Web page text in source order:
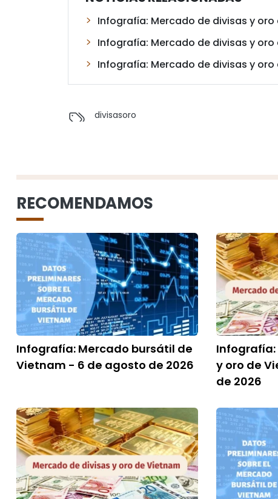
Infografía: Mercado de divisas y
Infografía: Mercado de divisas y
Infografía: Mercado de divisas y
divisasoro
RECOMENDAMOS
Infografía: Mercado bursátil de
Vietnam - 6 de agosto de 2026
y oro de
de 2026